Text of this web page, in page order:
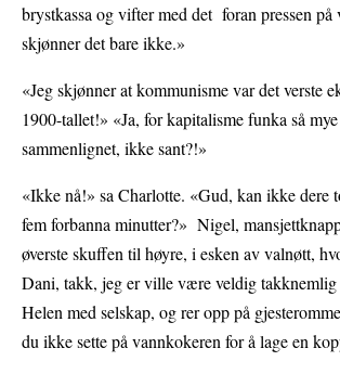
brystkassa og vifter med det foran pressen på
skjønner det bare ikke.»
«Jeg skjønner at kommunisme var det verste
1900-tallet!» «Ja, for kapitalisme funka så
sammenlignet, ikke sant?!»
«Ikke nå!» sa Charlotte. «Gud, kan ikke dere
fem forbanna minutter?» Nigel,
øverste skuffen til høyre, i esken av valnøtt,
Dani, takk, jeg er ville være veldig
Helen med selskap, og rer opp på
du ikke sette på vannkokeren for å lage en